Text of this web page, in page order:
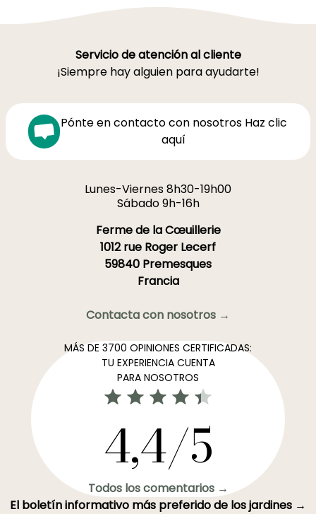
Servicio de atención al cliente
¡Siempre hay alguien para ayudarte!
Pónte en contacto con nosotros Haz clic
aquí
Lunes-Viernes 8h30-19h00
Sábado 9h-16h
Ferme de la Cœuillerie
1012 rue Roger Lecerf
59840 Premesques
Francia
Contacta con nosotros →
MÁS DE 3700 OPINIONES CERTIFICADAS:
TU EXPERIENCIA CUENTA
PARA NOSOTROS
4,4/5
Todos los comentarios →
El boletín informativo más preferido de los jardines →